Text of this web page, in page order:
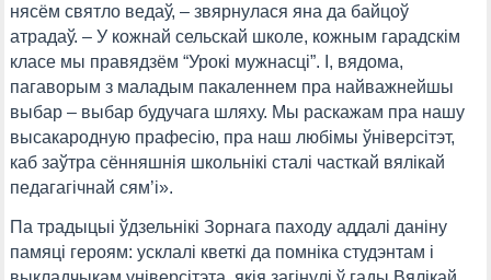
нясём святло ведаў, – звярнулася яна да байцоў
атрадаў. – У кожнай сельскай школе, кожным гарадскім
класе мы правядзём “Урокі мужнасці”. І, вядома,
пагаворым з маладым пакаленнем пра найважнейшы
выбар – выбар будучага шляху. Мы раскажам пра нашу
высакародную прафесію, пра наш любімы ўніверсітэт,
каб заўтра сённяшнія школьнікі сталі часткай вялікай
педагагічнай сям’і».
Па традыцыі ўдзельнікі Зорнага паходу аддалі даніну
памяці героям: усклалі кветкі да помніка студэнтам і